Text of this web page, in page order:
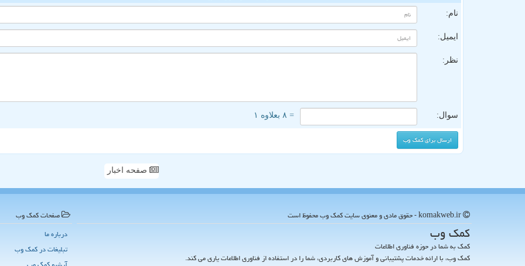
نام:
ایمیل:
نظر:
سوال: = ۸ بعلاوه ۱
صفحه اخبار
كمك وب
کمک به شما در حوزه فناوری اطلاعات
کمک وب، با ارائه خدمات پشتیبانی و آموزش های کاربردی، شما را در استفاده از فناوری اطلاعات یاری می کند.
صفحات كمك وب
درباره ما
تبلیغات در كمك وب